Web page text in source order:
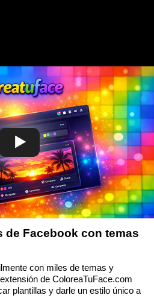
de Facebook con temas
con miles de temas y
de ColoreaTuFace.com
plantillas y darle un estilo único a